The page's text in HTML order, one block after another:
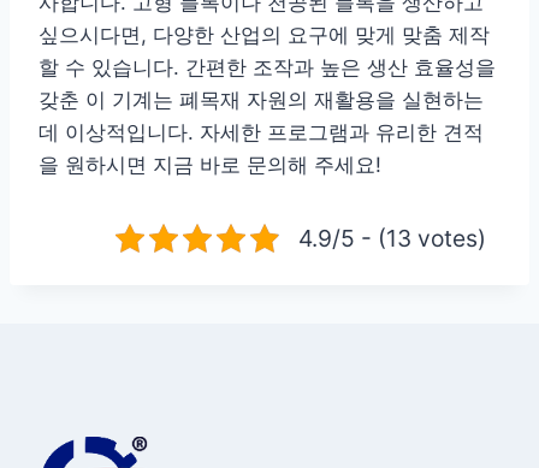
싶으시다면, 다양한 산업의 요구에 맞게 맞춤 제작
할 수 있습니다. 간편한 조작과 높은 생산 효율성을
갖춘 이 기계는 폐목재 자원의 재활용을 실현하는
데 이상적입니다. 자세한 프로그램과 유리한 견적
을 원하시면 지금 바로 문의해 주세요!
4.9/5 - (13 votes)